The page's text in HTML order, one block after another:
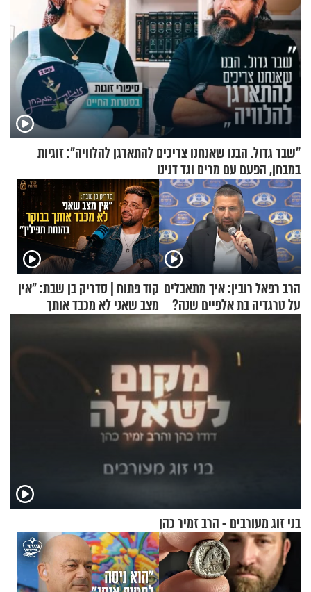
"שבר גדול. הבנו שאנחנו צריכים להתארגן להלוויה": זוגיות
במבחן, הפעם עם מרים וגד דנינו
הרב רפאל רובין: איך מתאבלים
על טרגדיה בת אלפיים שנה?
קוד פתוח | סדריק בן שבת: "אין
מצב שאני לא מכבד אותך
בבוקר בהנחת תפילין"
בני זוג מעורבים - הרב זמיר כהן